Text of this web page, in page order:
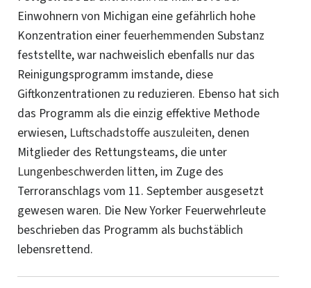
Einwohnern von Michigan eine gefährlich hohe
Konzentration einerfeuerhemmenden Substanz
feststellte, war nachweislich ebenfalls nur das
Reinigungsprogramm imstande, diese
Giftkonzentrationen zu reduzieren. Ebenso hat sich
das Programm als die einzig effektive Methode
erwiesen, Luftschadstoffe auszuleiten, denen
Mitglieder des Rettungsteams, die unter
Lungenbeschwerden litten, im Zuge des
Terroranschlags vom 11. September ausgesetzt
gewesen waren. Die New Yorker Feuerwehrleute
beschrieben das Programm als buchstäblich
lebensrettend.